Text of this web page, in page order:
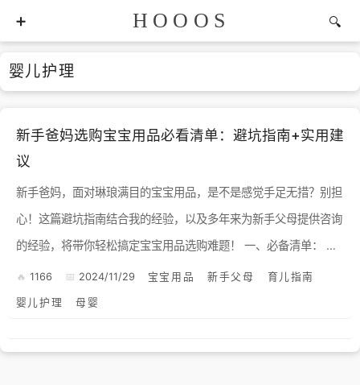
HOOOS
婴儿护理
新手爸妈选购宝宝用品必看清单：避坑指南+实用建
议
新手爸妈，面对琳琅满目的宝宝用品，是不是感觉手足无措？别担
心！这篇避坑指南结合我的经验，以及多年来为新手父母提供咨询
的经验，将带你轻松搞定宝宝用品选购难题！ 一、必备清单： 首
先，咱们明确一点，宝宝用品不是越多越好，而是够用就...
1166 2024/11/29 宝宝用品 新手父母 育儿指南
婴儿护理 母婴